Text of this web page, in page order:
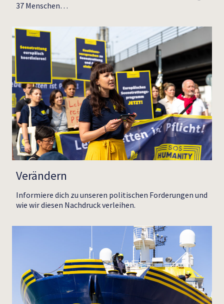
37 Menschen…
Verändern
Informiere dich zu unseren politischen Forderungen und
wie wir diesen Nachdruck verleihen.